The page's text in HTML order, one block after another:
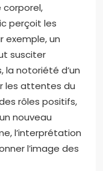
corporel,
perçoit les
exemple, un
susciter
la notoriété d’un
les attentes du
rôles positifs,
nouveau
l’interprétation
l’image des